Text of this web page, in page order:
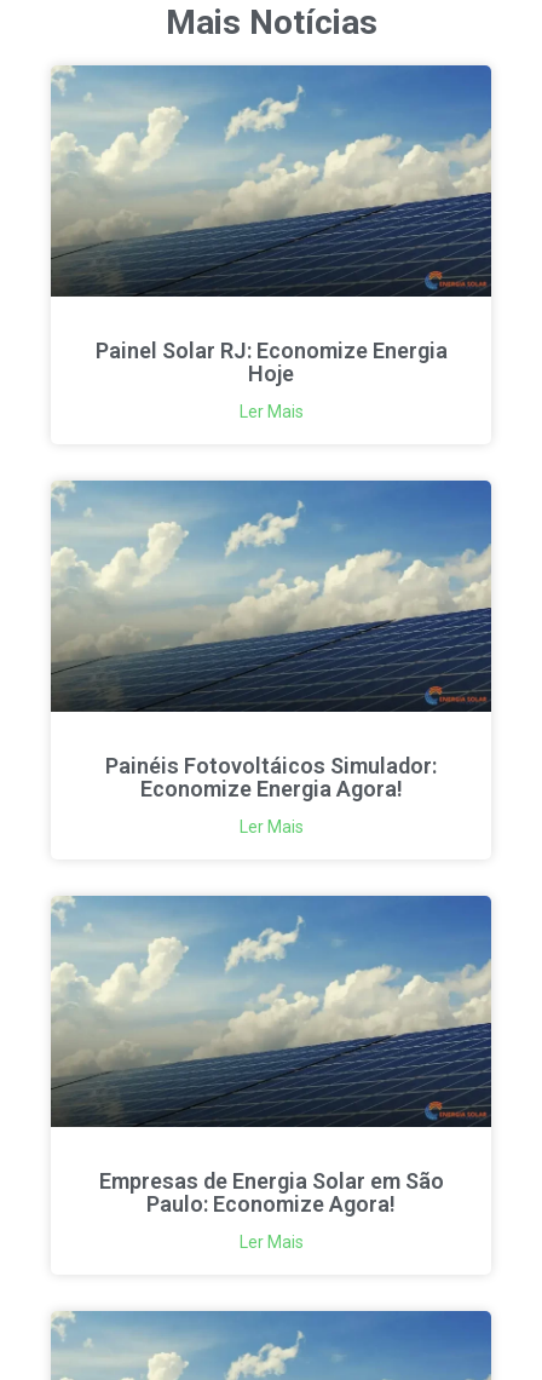
Mais Notícias
Painel Solar RJ: Economize Energia
Hoje
Ler Mais
Painéis Fotovoltáicos Simulador:
Economize Energia Agora!
Ler Mais
Empresas de Energia Solar em São
Paulo: Economize Agora!
Ler Mais